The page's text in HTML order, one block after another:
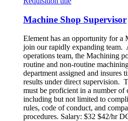
Machine Shop Supervisor
Element has an opportunity for a
join our rapidly expanding team.
operations team, the Machining
routine and non-routine
department assigned and insures
results under direct supervision.
must be proficient in a number of
including but not limited to
rules, code of conduct, and
procedures. Salary: $32 $42/hr